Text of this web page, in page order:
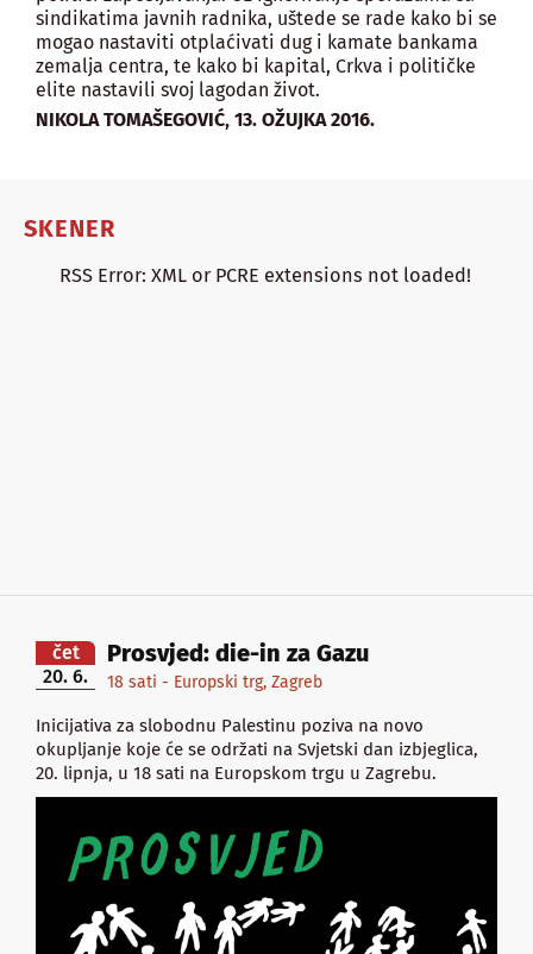
sindikatima javnih radnika, uštede se rade kako bi se
mogao nastaviti otplaćivati dug i kamate bankama
zemalja centra, te kako bi kapital, Crkva i političke
elite nastavili svoj lagodan život.
NIKOLA TOMAŠEGOVIĆ, 13. OŽUJKA 2016.
SKENER
RSS Error: XML or PCRE extensions not loaded!
čet
20. 6.
Prosvjed: die-in za Gazu
18 sati - Europski trg, Zagreb
Inicijativa za slobodnu Palestinu poziva na novo
okupljanje koje će se održati na Svjetski dan izbjeglica,
20. lipnja, u 18 sati na Europskom trgu u Zagrebu.